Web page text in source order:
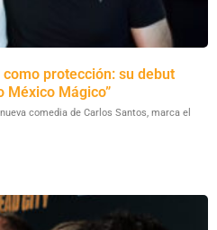
protección: su debut
México Mágico”
comedia de Carlos Santos, marca el